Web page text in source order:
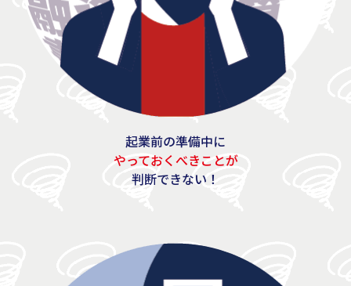
起業前の準備中に
やっておくべきことが
判断できない！